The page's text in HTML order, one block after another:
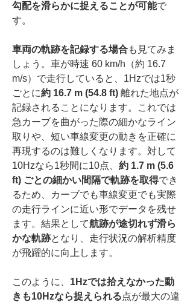
勾配を滑らかに捉えることが可能で
す。
車両の軌跡を記録する場合も見てみま
しょう。車が時速 60 km/h（約 16.7
m/s）で走行していると、1Hzでは1秒
ごとに約 16.7 m (54.8 ft) 離れた地点が
記録されることになります。これでは
急カーブを曲がった際の細かなライン
取りや、短い車線変更の動きを正確に
再現するのは難しくなります。対して
10Hzなら1秒間に10点、 約 1.7 m (5.6
ft) ごとの細かい間隔で軌跡を取得でき
るため、カーブでも車線変更でも実際
の走行ラインに近い形でデータを残せ
ます。結果として航跡が途切れず滑ら
かな軌跡となり、走行状況の解析精度
が飛躍的に向上します。
このように、 1Hzでは拾えなかった動
きも10Hzなら捉えられる点が最大の違